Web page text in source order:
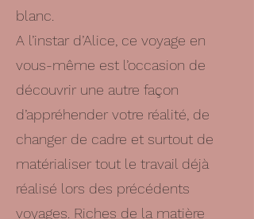
blanc.
A l’instar d’Alice, ce voyage en
vous-même est l’occasion de
découvrir une autre façon
d’appréhender votre réalité, de
changer de cadre et surtout de
matérialiser tout le travail déjà
réalisé lors des précédents
voyages. Riches de la matière